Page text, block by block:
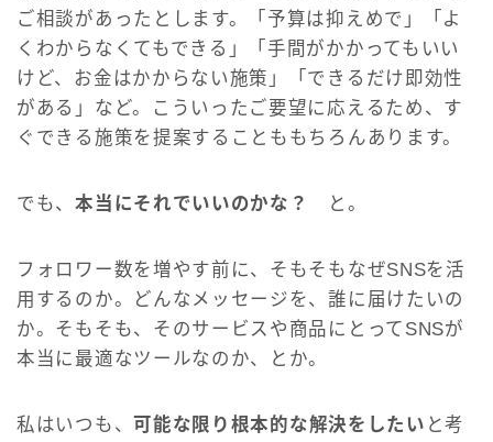
ご相談があったとします。「予算は抑えめで」「よ
くわからなくてもできる」「手間がかかってもいい
けど、お金はかからない施策」「できるだけ即効性
がある」など。こういったご要望に応えるため、す
ぐできる施策を提案することももちろんあります。
でも、本当にそれでいいのかな？ と。
フォロワー数を増やす前に、そもそもなぜSNSを活
用するのか。どんなメッセージを、誰に届けたいの
か。そもそも、そのサービスや商品にとってSNSが
本当に最適なツールなのか、とか。
私はいつも、可能な限り根本的な解決をしたい と考